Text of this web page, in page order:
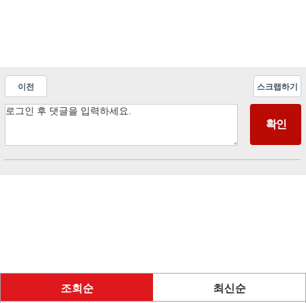
이전 스크랩하기
조회순 최신순